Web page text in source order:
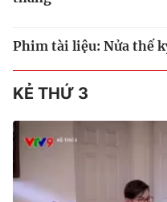
Phim tài liệu: Nửa thế
KẺ THỨ 3